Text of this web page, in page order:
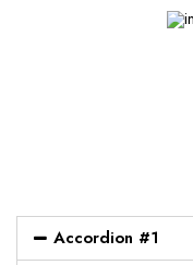
Accordion #1